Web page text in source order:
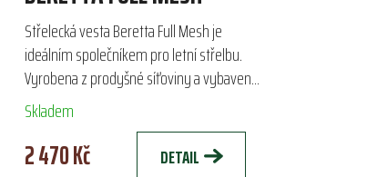
Střelecká vesta Beretta Full Mesh je
ideálním společníkem pro letní střelbu.
Vyrobena z prodyšné síťoviny a vybavena
bavlněnými výztuhami na ramenou,
zaručuje lehkost a...
Skladem
2 470 Kč DETAIL